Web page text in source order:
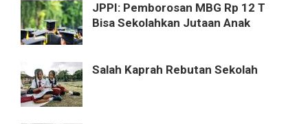
JPPI: Pemborosan MBG Rp 12 T
Bisa Sekolahkan Jutaan Anak
Salah Kaprah Rebutan Sekolah